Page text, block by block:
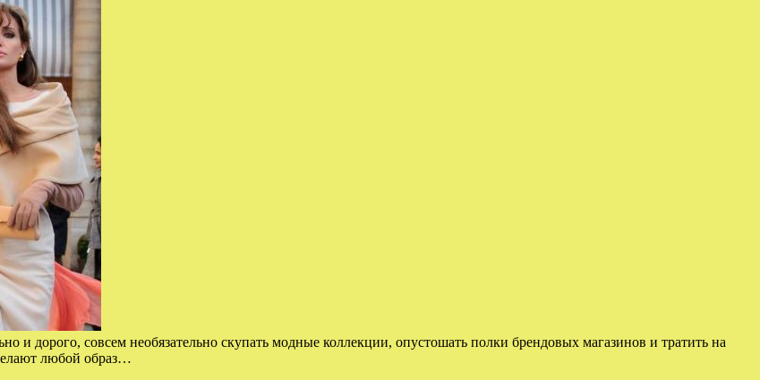
и дорого, совсем необязательно скупать модные коллекции, опустошать полки брендовых магазинов и тратить на
любой образ…